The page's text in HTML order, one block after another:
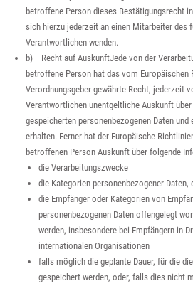
betroffene Person dieses Bestätigungsrecht
sich hierzu jederzeit an einen Mitarbeiter des
Verantwortlichen wenden.
b) Recht auf AuskunftJede von der
betroffene Person hat das vom Europäischen
Verordnungsgeber gewährte Recht, jederzeit
Verantwortlichen unentgeltliche Auskunft
gespeicherten personenbezogenen Daten
erhalten. Ferner hat der Europäische
betroffenen Person Auskunft über folgende
die Verarbeitungszwecke
die Kategorien personenbezogener Daten,
die Empfänger oder Kategorien von
personenbezogenen Daten offengelegt
werden, insbesondere bei Empfängern in
internationalen Organisationen
falls möglich die geplante Dauer, für die
gespeichert werden, oder, falls dies nicht